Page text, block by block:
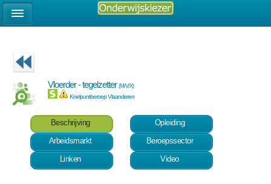
Vloerder - tegelzetter(M/V/X)
Knelpuntberoep Vlaanderen
Beschrijving
Opleiding
Arbeidsmarkt
Beroepssector
Linken
Video